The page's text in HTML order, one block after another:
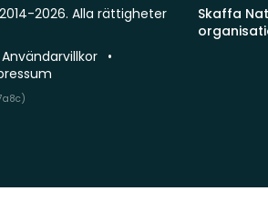
Skaffa
2026. Alla rättigheter
Användarvillkor